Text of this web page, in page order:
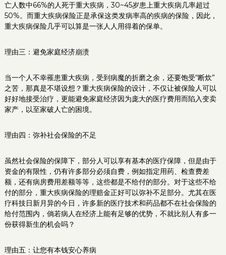
亡人数中66%的人死于重大疾病，30~45岁患上重大疾病几率超过
50%。而重大疾病保险正是承保这类发病率高的疾病的保险，因此，
重大疾病保险几乎可以算是一张人人用得着的保单。
理由三：避免家庭经济崩溃
当一个人不幸罹患重大疾病，受到病魔的折磨之余，还要饱受“断炊”
之苦，那真是不堪设想？重大疾病保险的设计，不仅让被保险人可以
好好地接受治疗，更能避免家庭经济因为庞大的医疗费用而陷入变卖
家产，以至家破人亡的困境。
理由四：弥补社会保险的不足
虽然社会保险的保障下，部分人可以享有基本的医疗保障，但是由于
资金的有限性，仍有许多部分必须自费，例如指定用药、检查费差
额，还有病房费用差额等等，这些都是不给付的部分。对于这些不给
付的部分，重大疾病保险的理赔金正好可以弥补不足部分。尤其在医
疗科技日新月异的今日，许多新的医疗技术和药品都不在社会保险的
给付范围内，倘若病人在经济上能有足够的优势，不就比别人有多一
份获得新生的机会吗？
理由五：让您有本钱安心养病